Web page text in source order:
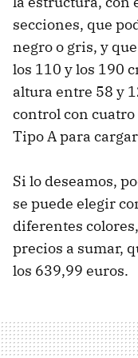
secciones, que
negro o gris, y
los 110 y los 190
altura entre 58 y
control con
Tipo A para
Si lo deseamos,
se puede elegir
diferentes
precios a sumar,
los 639,99 euros.